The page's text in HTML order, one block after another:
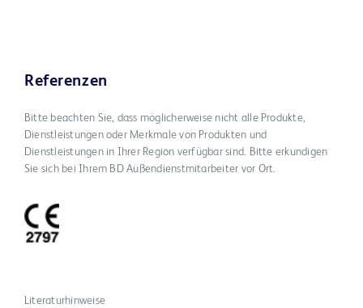
Referenzen
Bitte beachten Sie, dass möglicherweise nicht alle Produkte,
Dienstleistungen oder Merkmale von Produkten und
Dienstleistungen in Ihrer Region verfügbar sind. Bitte erkundigen
Sie sich bei Ihrem BD Außendienstmitarbeiter vor Ort.
Literaturhinweise